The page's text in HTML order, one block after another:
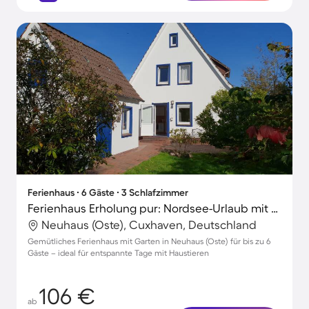
Ferienhaus ∙ 6 Gäste ∙ 3 Schlafzimmer
Ferienhaus Erholung pur: Nordsee-Urlaub mit Hund
Neuhaus (Oste), Cuxhaven, Deutschland
Gemütliches Ferienhaus mit Garten in Neuhaus (Oste) für bis zu 6
Gäste – ideal für entspannte Tage mit Haustieren
ab 106 €